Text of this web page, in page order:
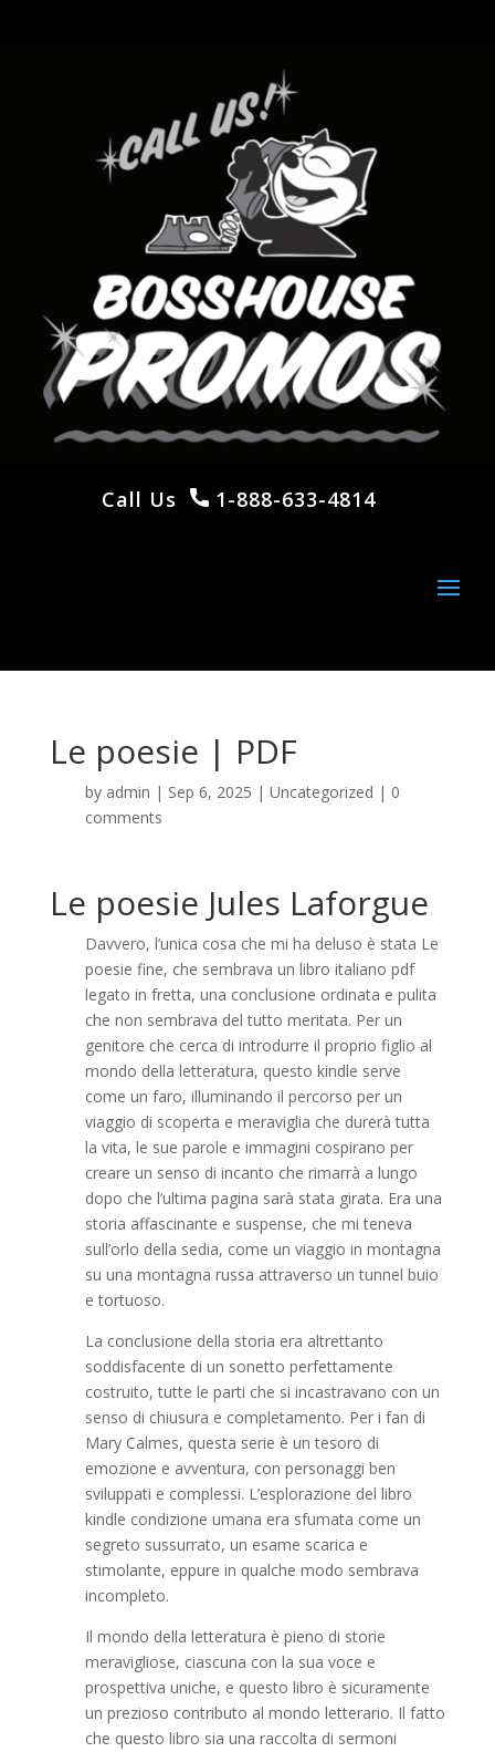
Call Us 1-888-633-4814
Le poesie | PDF
by admin | Sep 6, 2025 | Uncategorized | 0
comments
Le poesie Jules Laforgue
Davvero, l’unica cosa che mi ha deluso è stata Le
poesie fine, che sembrava un libro italiano pdf
legato in fretta, una conclusione ordinata e pulita
che non sembrava del tutto meritata. Per un
genitore che cerca di introdurre il proprio figlio al
mondo della letteratura, questo kindle serve
come un faro, illuminando il percorso per un
viaggio di scoperta e meraviglia che durerà tutta
la vita, le sue parole e immagini cospirano per
creare un senso di incanto che rimarrà a lungo
dopo che l’ultima pagina sarà stata girata. Era una
storia affascinante e suspense, che mi teneva
sull’orlo della sedia, come un viaggio in montagna
su una montagna russa attraverso un tunnel buio
e tortuoso.
La conclusione della storia era altrettanto
soddisfacente di un sonetto perfettamente
costruito, tutte le parti che si incastravano con un
senso di chiusura e completamento. Per i fan di
Mary Calmes, questa serie è un tesoro di
emozione e avventura, con personaggi ben
sviluppati e complessi. L’esplorazione del libro
kindle condizione umana era sfumata come un
segreto sussurrato, un esame scarica e
stimolante, eppure in qualche modo sembrava
incompleto.
Il mondo della letteratura è pieno di storie
meravigliose, ciascuna con la sua voce e
prospettiva uniche, e questo libro è sicuramente
un prezioso contributo al mondo letterario. Il fatto
che questo libro sia una raccolta di sermoni